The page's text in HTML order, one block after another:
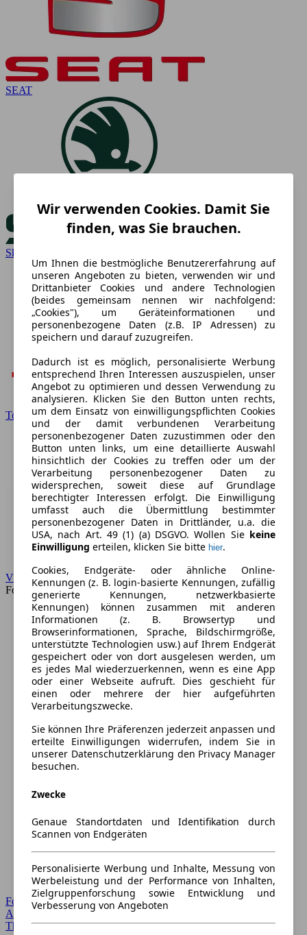
SEAT
Skoda
Toyota
VW
Forum
Forum Startseite
Alle Auto-Foren
Themen-Forum
Wir verwenden Cookies. Damit Sie
finden, was Sie brauchen.
Um Ihnen die bestmögliche Benutzererfahrung auf
unseren Angeboten zu bieten, verwenden wir und
Drittanbieter Cookies und andere Technologien
(beides gemeinsam nennen wir nachfolgend:
„Cookies"), um Geräteinformationen und
personenbezogene Daten (z.B. IP Adressen) zu
speichern und darauf zuzugreifen.
Dadurch ist es möglich, personalisierte Werbung
entsprechend Ihren Interessen auszuspielen, unser
Angebot zu optimieren und dessen Verwendung zu
analysieren. Klicken Sie den Button unten rechts,
um dem Einsatz von einwilligungspflichten Cookies
und der damit verbundenen Verarbeitung
personenbezogener Daten zuzustimmen oder den
Button unten links, um eine detaillierte Auswahl
hinsichtlich der Cookies zu treffen oder um der
Verarbeitung personenbezogener Daten zu
widersprechen, soweit diese auf Grundlage
berechtigter Interessen erfolgt. Die Einwilligung
umfasst auch die Übermittlung bestimmter
personenbezogener Daten in Drittländer, u.a. die
USA, nach Art. 49 (1) (a) DSGVO. Wollen Sie keine
Einwilligung erteilen, klicken Sie bitte hier.
Cookies, Endgeräte- oder ähnliche Online-
Kennungen (z. B. login-basierte Kennungen, zufällig
generierte Kennungen, netzwerkbasierte
Kennungen) können zusammen mit anderen
Informationen (z. B. Browsertyp und
Browserinformationen, Sprache, Bildschirmgröße,
unterstützte Technologien usw.) auf Ihrem Endgerät
gespeichert oder von dort ausgelesen werden, um
es jedes Mal wiederzuerkennen, wenn es eine App
oder einer Webseite aufruft. Dies geschieht für
einen oder mehrere der hier aufgeführten
Verarbeitungszwecke.
Sie können Ihre Präferenzen jederzeit anpassen und
erteilte Einwilligungen widerrufen, indem Sie in
unserer Datenschutzerklärung den Privacy Manager
besuchen.
Zwecke
Genaue Standortdaten und Identifikation durch
Scannen von Endgeräten
Personalisierte Werbung und Inhalte, Messung von
Werbeleistung und der Performance von Inhalten,
Zielgruppenforschung sowie Entwicklung und
Verbesserung von Angeboten